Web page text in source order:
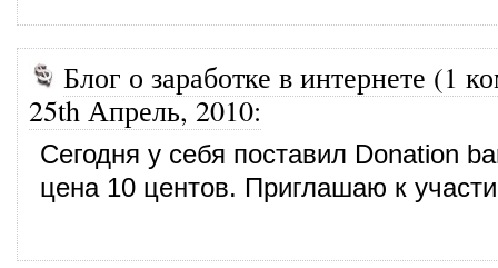
Блог о заработке в интернете (1
25th Апрель, 2010:
Сегодня у себя поставил Donation
цена 10 центов. Приглашаю к